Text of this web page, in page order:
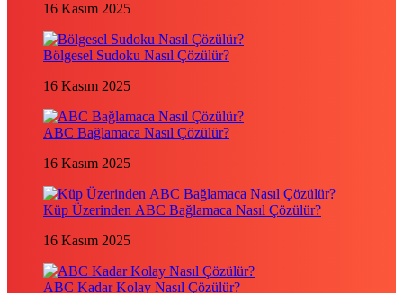
16 Kasım 2025
Bölgesel Sudoku Nasıl Çözülür?
16 Kasım 2025
ABC Bağlamaca Nasıl Çözülür?
16 Kasım 2025
Küp Üzerinden ABC Bağlamaca Nasıl Çözülür?
16 Kasım 2025
ABC Kadar Kolay Nasıl Çözülür?